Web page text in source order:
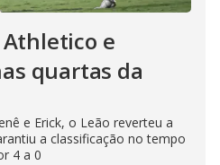
e
quartas da
e Erick, o Leão reverteu a
a classificação no tempo
4 a 0